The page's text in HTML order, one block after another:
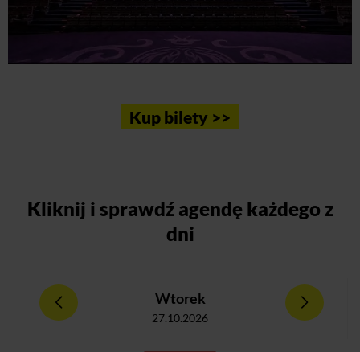
Kup bilety >>
Kliknij i sprawdź agendę każdego z
dni
Wtorek
27.10.2026